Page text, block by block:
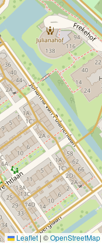
Leaflet | ©OpenStreetMap